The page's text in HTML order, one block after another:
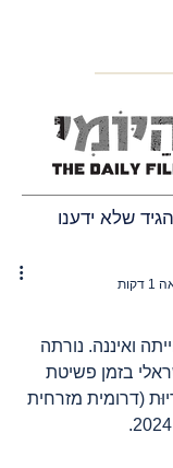
שלא ידענו
בת 13, הייתה ואיננה. נורתה
בזמן פשיטת
(דרומית מזרחית